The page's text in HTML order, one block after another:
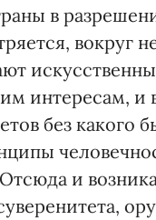
в
вокруг
интересам, и
без какого
и